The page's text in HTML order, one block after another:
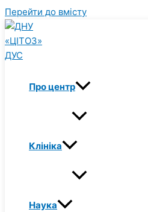
Перейти до вмісту
Про центр
Клініка
Наука